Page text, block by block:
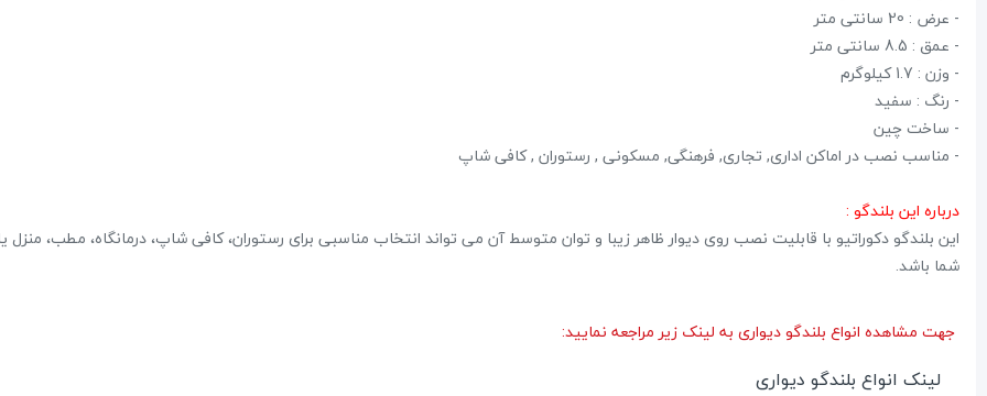
- عرض : 20 سانتی متر
- عمق : 8.5 سانتی متر
- وزن : 1.7 کیلوگرم
- رنگ : سفید
- ساخت چین
- مناسب نصب در اماکن اداری, تجاری, فرهنگی, مسکونی , رستوران , کافی شاپ
درباره این بلندگو :
این بلندگو دکوراتیو با قابلیت نصب روی دیوار ظاهر زیبا و توان متوسط آن می تواند انتخاب مناسبی برای رستوران، کافی شاپ، درمانگاه، مطب، منزل
شما باشد.
جهت مشاهده انواع بلندگو دیواری به لینک زیر مراجعه نمایید:
لینک انواع بلندگو دیواری